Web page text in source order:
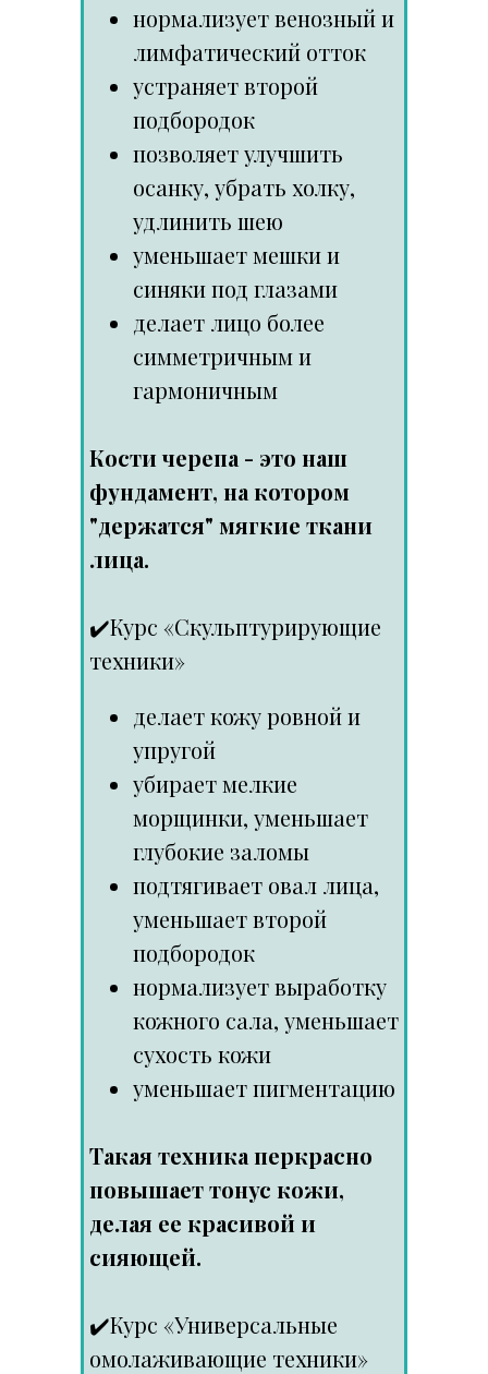
нормализует венозный и
лимфатический отток
устраняет второй
подбородок
позволяет улучшить
осанку, убрать холку,
удлинить шею
уменьшает мешки и
синяки под глазами
делает лицо более
симметричным и
гармоничным
Кости черепа - это наш
фундамент, на котором
"держатся" мягкие ткани
лица.
✔️Курс «Скульптурирующие
техники»
делает кожу ровной и
упругой
убирает мелкие
морщинки, уменьшает
глубокие заломы
подтягивает овал лица,
уменьшает второй
подбородок
нормализует выработку
кожного сала, уменьшает
сухость кожи
уменьшает пигментацию
Такая техника перкрасно
повышает тонус кожи,
делая ее красивой и
сияющей.
✔️Курс «Универсальные
омолаживающие техники»